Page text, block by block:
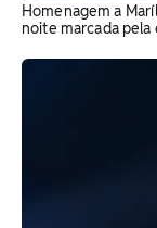
Homenagem a
noite marcada pela